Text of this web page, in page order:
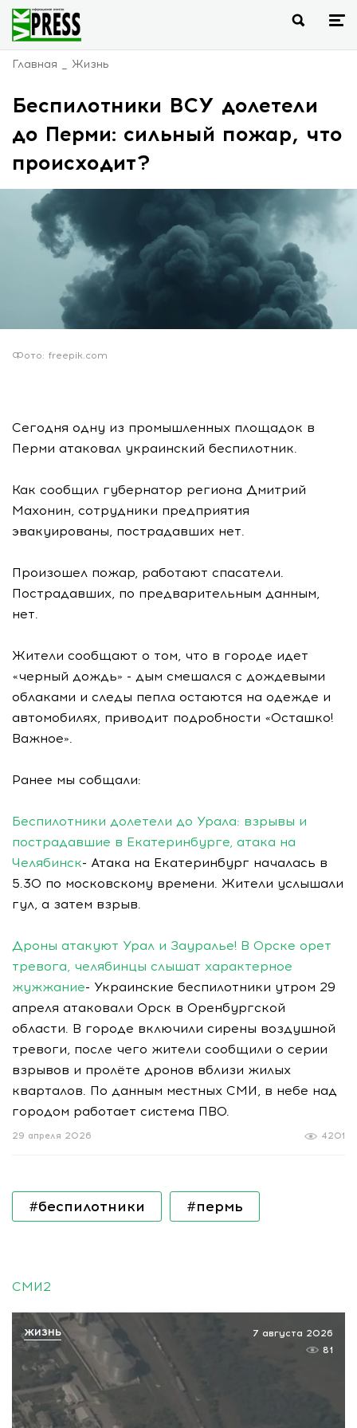
Главная Жизнь
Беспилотники ВСУ долетели
до Перми: сильный пожар, что
происходит?
Фото: freepik.com
Сегодня одну из промышленных площадок в
Перми атаковал украинский беспилотник.
Как сообщил губернатор региона Дмитрий
Махонин, сотрудники предприятия
эвакуированы, пострадавших нет.
Произошел пожар, работают спасатели.
Пострадавших, по предварительным данным,
нет.
Жители сообщают о том, что в городе идет
«черный дождь» - дым смешался с дождевыми
облаками и следы пепла остаются на одежде и
автомобилях, приводит подробности «Осташко!
Важное».
Ранее мы собщали:
Беспилотники долетели до Урала: взрывы и
пострадавшие в Екатеринбурге, атака на
Челябинск- Атака на Екатеринбург началась в
5.30 по московскому времени. Жители услышали
гул, а затем взрыв.
Дроны атакуют Урал и Зауралье! В Орске орет
тревога, челябинцы слышат характерное
жужжание- Украинские беспилотники утром 29
апреля атаковали Орск в Оренбургской
области. В городе включили сирены воздушной
тревоги, после чего жители сообщили о серии
взрывов и пролёте дронов вблизи жилых
кварталов. По данным местных СМИ, в небе над
городом работает система ПВО.
4201
29 апреля 2026
#беспилотники #пермь
СМИ2
7 августа 2026
81
ЖИЗНЬ